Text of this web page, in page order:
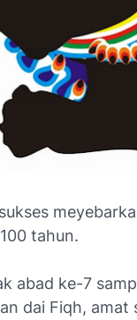
tahun.
abad ke-7
dai Fiqh, amat